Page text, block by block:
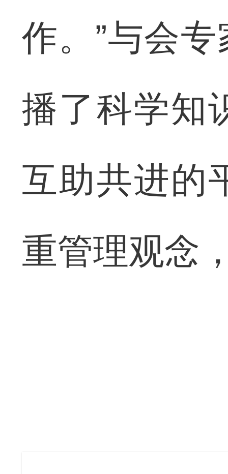
作。”与会
播了科学知
互助共进的
重管理观念